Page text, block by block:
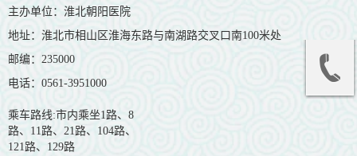
主办单位：淮北朝阳医院
地址：淮北市相山区淮海东路与南湖路交叉口南100米处
邮编：235000
电话：0561-3951000
乘车路线:市内乘坐1路、8
路、11路、21路、104路、
121路、129路